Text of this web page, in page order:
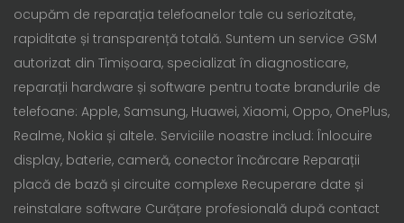
ocupăm de reparația telefoanelor tale cu seriozitate,
rapiditate și transparență totală. Suntem un service GSM
autorizat din Timișoara, specializat în diagnosticare,
reparații hardware și software pentru toate brandurile de
telefoane: Apple, Samsung, Huawei, Xiaomi, Oppo, OnePlus,
Realme, Nokia și altele. Serviciile noastre includ: Înlocuire
display, baterie, cameră, conector încărcare Reparații
placă de bază și circuite complexe Recuperare date și
reinstalare software Curățare profesională după contact